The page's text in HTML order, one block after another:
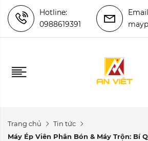
Hotline:
0988619391
Trang chủ
Tin tức
Máy Ép Viên Phân Bón & Máy Trộn: Bí